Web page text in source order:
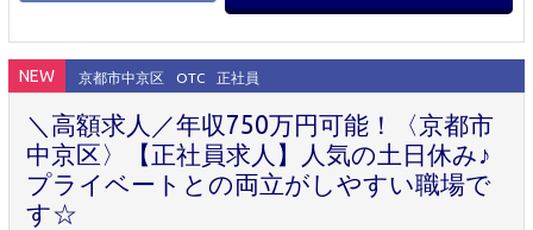
NEW 京都市中京区 OTC 正社員
＼高額求人／年収750万円可能！〈京都市
中京区〉【正社員求人】人気の土日休み♪
プライベートとの両立がしやすい職場で
す☆